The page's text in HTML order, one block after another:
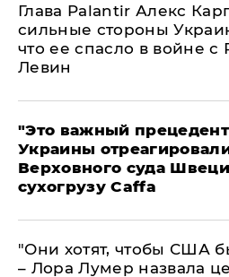
Глава Palantir Алекс
сильные стороны
что ее спасло в войне с
Левин
"Это важный
Украины
Верховного суда
сухогрузу Caffa
"Они хотят, чтобы США
– Лора Лумер назвала